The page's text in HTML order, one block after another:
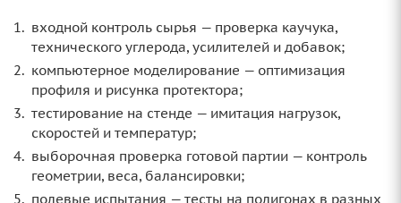
входной контроль сырья — проверка каучука,
технического углерода, усилителей и добавок;
компьютерное моделирование — оптимизация
профиля и рисунка протектора;
тестирование на стенде — имитация нагрузок,
скоростей и температур;
выборочная проверка готовой партии — контроль
геометрии, веса, балансировки;
полевые испытания — тесты на полигонах в разных